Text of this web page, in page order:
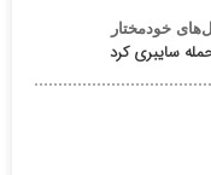
خودمختار
سایبری کرد